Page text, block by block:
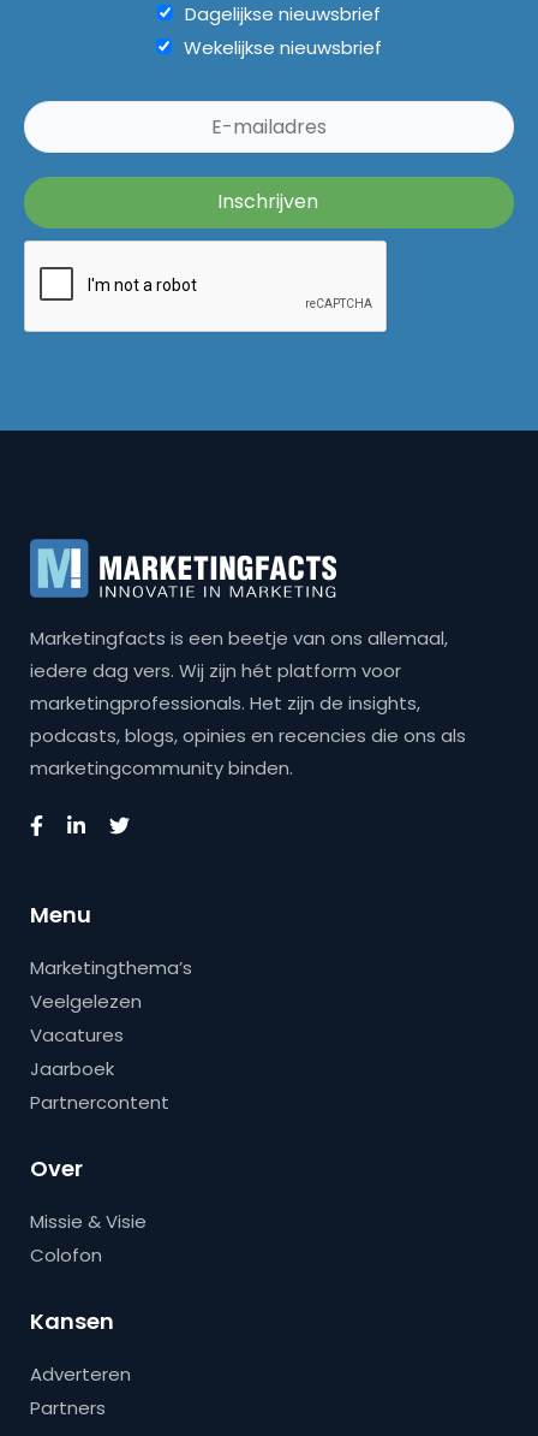
Dagelijkse nieuwsbrief
Wekelijkse nieuwsbrief
Marketingfacts is een beetje van ons allemaal,
iedere dag vers. Wij zijn hét platform voor
marketingprofessionals. Het zijn de insights,
podcasts, blogs, opinies en recencies die ons als
marketingcommunity binden.
Menu
Marketingthema’s
Veelgelezen
Vacatures
Jaarboek
Partnercontent
Over
Missie & Visie
Colofon
Kansen
Adverteren
Partners